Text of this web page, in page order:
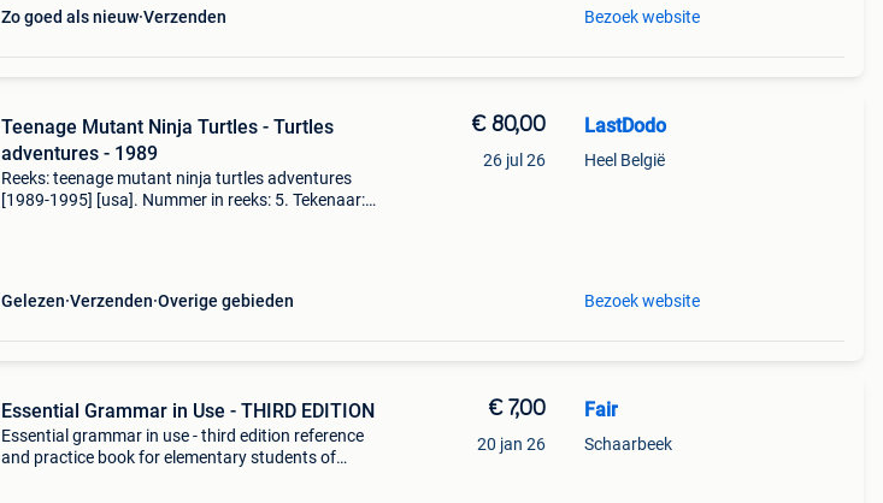
Zo goed als nieuw Verzenden Bezoek website
Teenage Mutant Ninja Turtles - Turtles
adventures - 1989
Reeks: teenage mutant ninja turtles adventures
[1989-1995] [usa]. Nummer in reeks: 5. Tekenaar:
Gelezen Verzenden Overige gebieden
€ 80,00
26 jul 26
LastDodo
Heel België
Bezoek website
Essential Grammar in Use - THIRD EDITION
Essential grammar in use - third edition reference
and practice book for elementary students of
€ 7,00
20 jan 26
Fair
Schaarbeek